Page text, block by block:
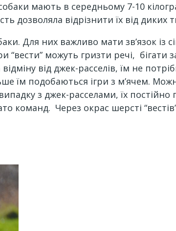
мають в середньому 7-10
дозволяла відрізнити їх від диких
Для них важливо мати зв’язок із
“вести” можуть гризти речі,
від джек-расселів, їм не
їм подобаються ігри з м’ячем.
з джек-расселами, їх
команд. Через окрас шерсті